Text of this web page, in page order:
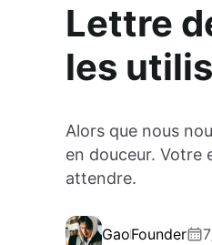
Lettre
les
Alors que nous
en douceur. Votre
attendre.
GaoFounder